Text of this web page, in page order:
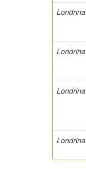
Londrina
Londrina
Londrina
Londrina